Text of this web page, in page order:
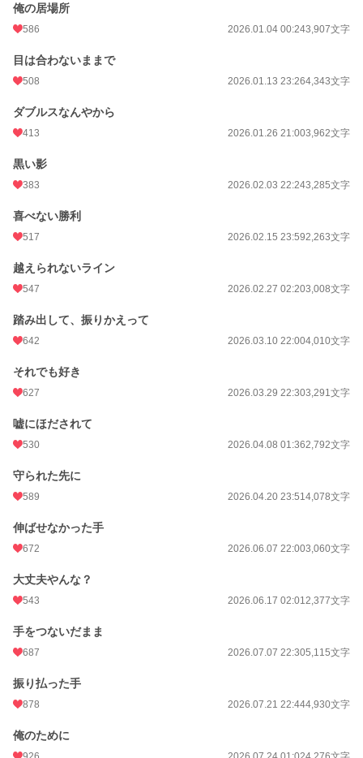
俺の居場所
586 2026.01.04 00:243,907文字
目は合わないままで
508 2026.01.13 23:264,343文字
ダブルスなんやから
413 2026.01.26 21:003,962文字
黒い影
383 2026.02.03 22:243,285文字
喜べない勝利
517 2026.02.15 23:592,263文字
越えられないライン
547 2026.02.27 02:203,008文字
踏み出して、振りかえって
642 2026.03.10 22:004,010文字
それでも好き
627 2026.03.29 22:303,291文字
嘘にほだされて
530 2026.04.08 01:362,792文字
守られた先に
589 2026.04.20 23:514,078文字
伸ばせなかった手
672 2026.06.07 22:003,060文字
大丈夫やんな？
543 2026.06.17 02:012,377文字
手をつないだまま
687 2026.07.07 22:305,115文字
振り払った手
878 2026.07.21 22:444,930文字
俺のために